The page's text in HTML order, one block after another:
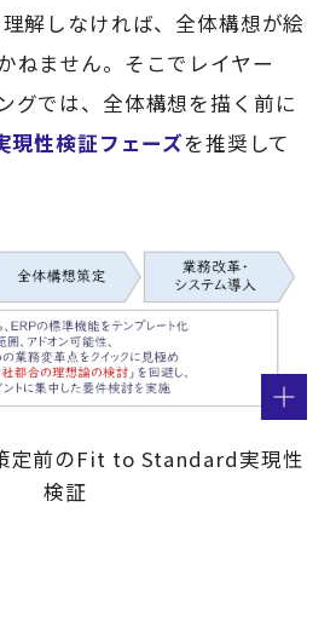
解しなければ、全体構想が絵
ねません。そこでレイヤー
グでは、全体構想を描く前に
性検証フェーズを推奨して
定前のFit to Standard実現性
検証